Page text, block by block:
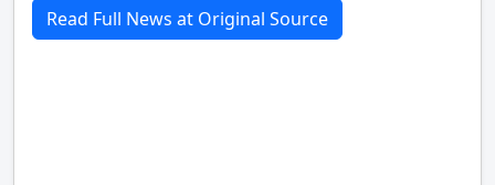
Read Full News at Original Source